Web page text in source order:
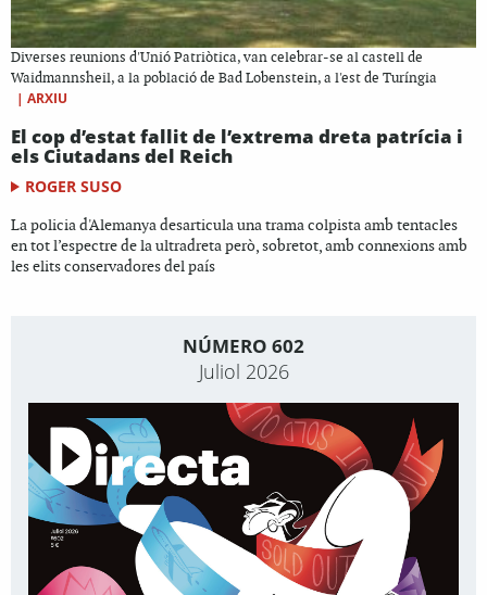
Diverses reunions d'Unió Patriòtica, van celebrar-se al castell de
Waidmannsheil, a la població de Bad Lobenstein, a l'est de Turíngia
| ARXIU
El cop d’estat fallit de l’extrema dreta patrícia i
els Ciutadans del Reich
ROGER SUSO
La policia d'Alemanya desarticula una trama colpista amb tentacles
en tot l’espectre de la ultradreta però, sobretot, amb connexions amb
les elits conservadores del país
NÚMERO 602
Juliol 2026